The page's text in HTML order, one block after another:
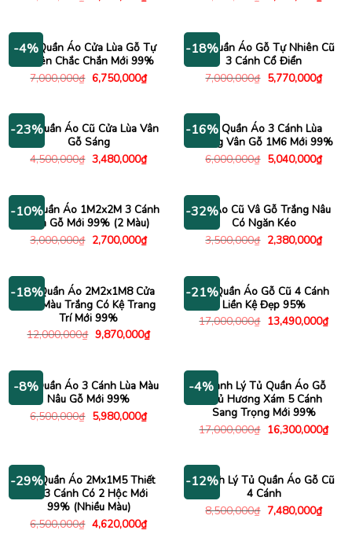
gốc hiện
5,450,000₫.
gốc hiện
-4%
Tủ Quần Áo Cửa Lùa Gỗ Tự
Nhiên Chắc Chắn Mới 99%
7,000,000₫ Giá
gốc
6,750,000₫Giá
hiện
6,750,000₫.
-18%
Tủ Quần Áo Gỗ Tự Nhiên Cũ
3 Cánh Cổ Điển
7,000,000₫ Giá
gốc
5,770,000₫Giá
hiện
-23%
Tủ Quần Áo Cũ Cửa Lùa Vân
Gỗ Sáng
4,500,000₫ Giá
gốc
3,480,000₫Giá
hiện
3,480,000₫.
-16%Tủ Quần Áo 3 Cánh Lùa
Trắng Vân Gỗ 1M6 Mới 99%
6,000,000₫ Giá
gốc
5,040,000₫Giá
hiện
-10%
Tủ Quần Áo 1M2x2M 3 Cánh
Vân Gỗ Mới 99% (2 Màu)
3,000,000₫ Giá
gốc
2,700,000₫Giá
hiện
2,700,000₫.
-32%
Tủ Áo Cũ Vâ Gỗ Trắng Nâu
Có Ngăn Kéo
3,500,000₫ Giá
gốc
2,380,000₫Giá
hiện
-18%
Tủ Quần Áo 2M2x1M8 Cửa
Lùa Màu Trắng Có Kệ Trang
Trí Mới 99%
12,000,000₫ Giá
gốc
9,870,000₫Giá
hiện
9,870,000₫.
-21%
Tủ Quần Áo Gỗ Cũ 4 Cánh
Liền Kệ Đẹp 95%
17,000,000₫ Giá
gốc
13,490,000₫Giá
hiện
-8%
Tủ Quần Áo 3 Cánh Lùa Màu
Nâu Gỗ Mới 99%
6,500,000₫ Giá
gốc
5,980,000₫Giá
hiện
-4%Thanh Lý Tủ Quần Áo Gỗ
Phủ Hương Xám 5 Cánh
Sang Trọng Mới 99%
17,000,000₫ Giá
gốc
16,300,000₫Giá
hiện
-29%
Tủ Quần Áo 2Mx1M5 Thiết
Kế 3 Cánh Có 2 Hộc Mới
99% (Nhiều Màu)
6,500,000₫ Giá
gốc
4,620,000₫Giá
hiện
-12%
Thanh Lý Tủ Quần Áo Gỗ Cũ
4 Cánh
8,500,000₫ Giá
gốc
7,480,000₫Giá
hiện